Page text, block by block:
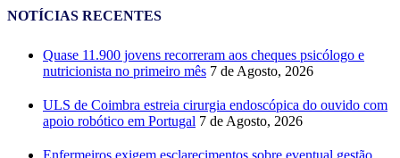
NOTÍCIAS RECENTES
Quase 11.900 jovens recorreram aos cheques psicólogo e
nutricionista no primeiro mês 7 de Agosto, 2026
ULS de Coimbra estreia cirurgia endoscópica do ouvido com
apoio robótico em Portugal 7 de Agosto, 2026
Enfermeiros exigem esclarecimentos sobre eventual gestão